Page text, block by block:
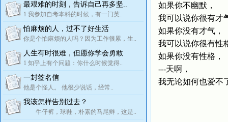
最艰难的时刻，告诉自己再多坚..
1 我参加自考本科的时候，有一门英..
怕麻烦的人，过不了好生活
你是个怕麻烦的人吗？因为工作很累，生..
人生有时很难，但愿你学会勇敢
1 知乎上有个问题：你什么时候觉得..
一封签名信
他是个怪人。 他很少说话，经常..
我该怎样告别过去？
牛仔裤，球鞋，朴素的马尾辫，这是..
如果你不幽默，
我可以说你很有才
如果你没有才气，
我可以说你很有性
如果你没有性格，
---天啊，
我无论如何也爱不